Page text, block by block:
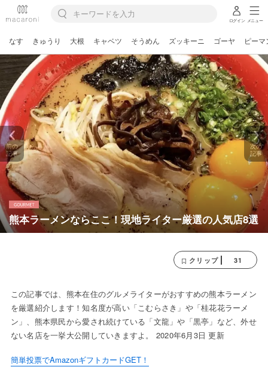
ログイン メニュー
なす きゅうり 大根 キャベツ そうめん ズッキーニ ゴーヤ ピーマ
熊本ラーメンならここ！現地ライター厳選の人気店8選
前の
記事
次の
記事
クリップ 31
この記事では、熊本在住のグルメライターがおすすめの熊本ラーメン
を厳選紹介します！知名度が高い「こむらさき」や「桂花花ラーメ
ン」、熊本県民から愛され続けている「文龍」や「黒亭」など、外せ
ない名店を一挙大公開していきますよ。 2020年6月3日 更新
簡単投票でAmazonギフトカードGET！